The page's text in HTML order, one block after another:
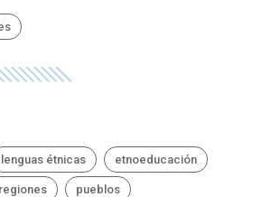
lenguas étnicas etnoeducación
regiones pueblos